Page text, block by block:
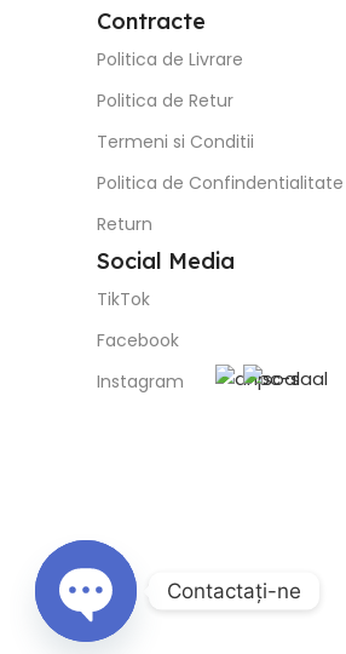
Contracte
Politica de Livrare
Politica de Retur
Termeni si Conditii
Politica de Confindentialitate
Return
Social Media
TikTok
Facebook
Instagram
Contactaţi-ne